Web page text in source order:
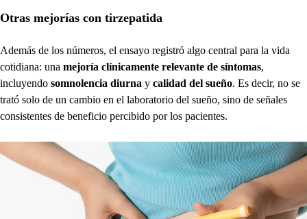
Otras mejorías con tirzepatida
Además de los números, el ensayo registró algo central para la vida
cotidiana: una mejoría clínicamente relevante de síntomas,
incluyendo somnolencia diurna y calidad del sueño. Es decir, no se
trató solo de un cambio en el laboratorio del sueño, sino de señales
consistentes de beneficio percibido por los pacientes.